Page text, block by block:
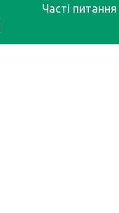
Часті питання